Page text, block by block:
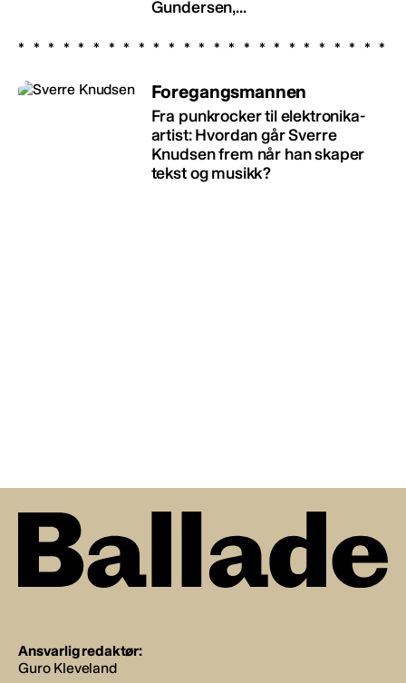
Gundersen,...
Foregangsmannen
Fra punkrocker til elektronika-
artist: Hvordan går Sverre
Knudsen frem når han skaper
tekst og musikk?
Ansvarlig redaktør:
Guro Kleveland